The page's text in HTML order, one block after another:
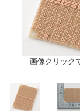
画像クリック